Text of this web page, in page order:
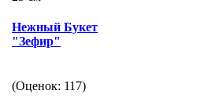
Нежный Букет
"Зефир"
(Оценок: 117)